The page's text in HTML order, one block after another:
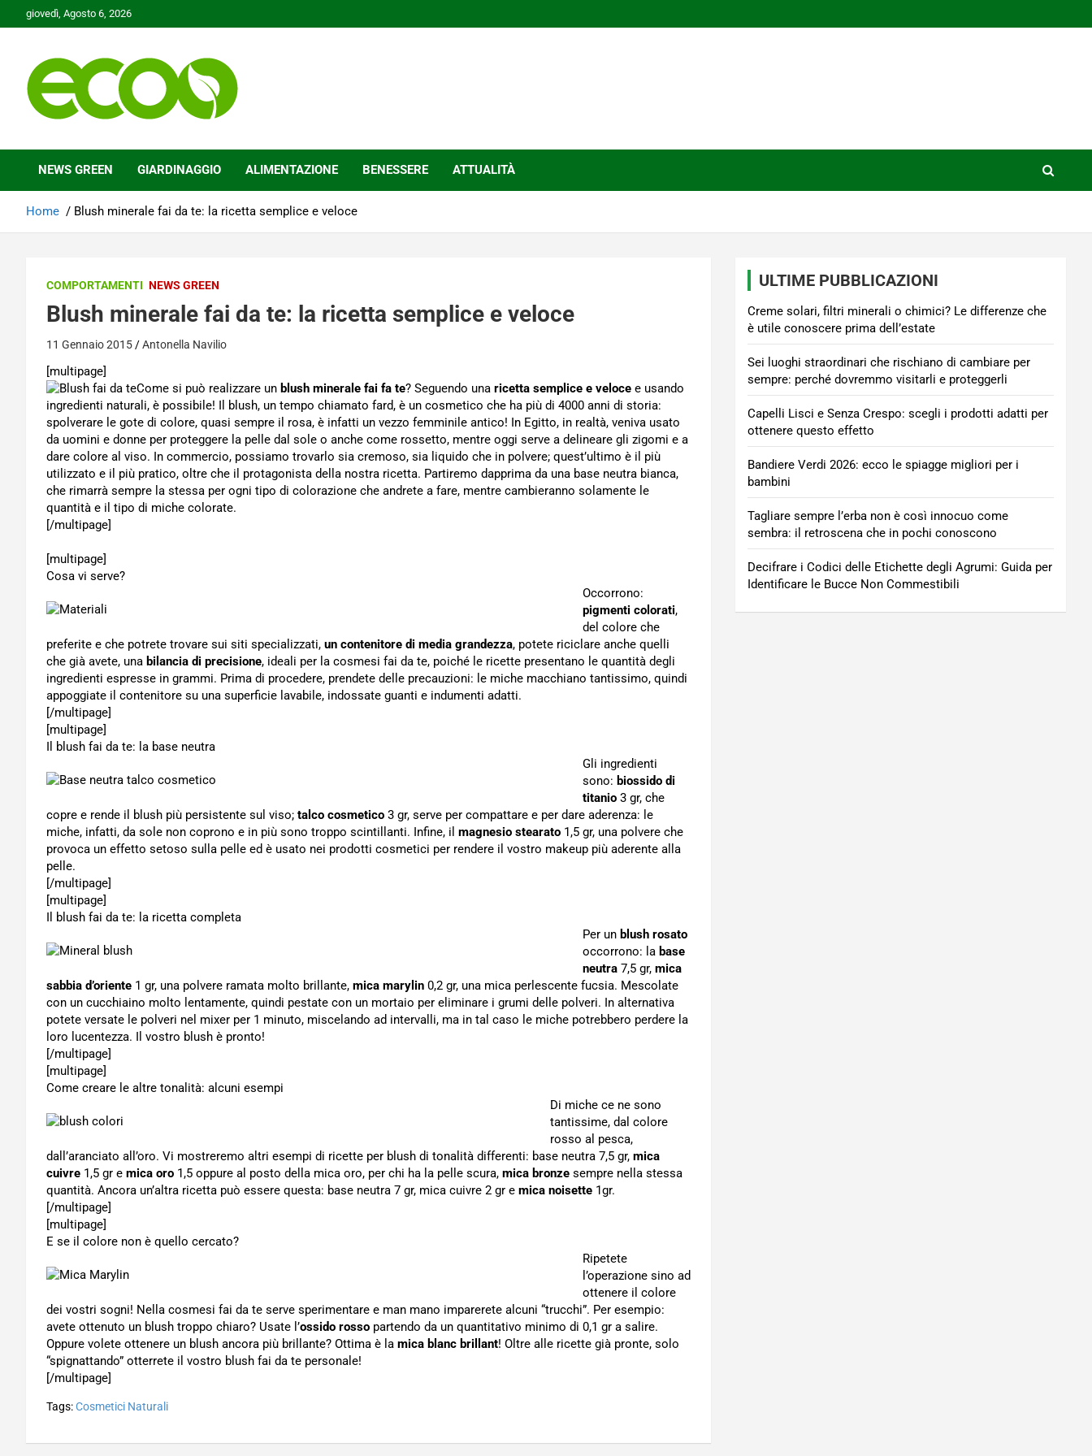
to
giovedì, Agosto 6, 2026
Ecoo.it
NEWS GREEN GIARDINAGGIO ALIMENTAZIONE BENESSERE ATTUALITÀ
Home Blush minerale fai da te: la ricetta semplice e veloce
COMPORTAMENTI NEWS GREEN
Blush minerale fai da te: la ricetta semplice e veloce
11 Gennaio 2015 Antonella Navilio
[multipage]
Come si può realizzare un blush minerale fai fa te? Seguendo una ricetta semplice e veloce e usando
ingredienti naturali, è possibile! Il blush, un tempo chiamato fard, è un cosmetico che ha più di 4000 anni di storia:
spolverare le gote di colore, quasi sempre il rosa, è infatti un vezzo femminile antico! In Egitto, in realtà, veniva usato
da uomini e donne per proteggere la pelle dal sole o anche come rossetto, mentre oggi serve a delineare gli zigomi e a
dare colore al viso. In commercio, possiamo trovarlo sia cremoso, sia liquido che in polvere; quest’ultimo è il più
utilizzato e il più pratico, oltre che il protagonista della nostra ricetta. Partiremo dapprima da una base neutra bianca,
che rimarrà sempre la stessa per ogni tipo di colorazione che andrete a fare, mentre cambieranno solamente le
quantità e il tipo di miche colorate.
[/multipage]
[multipage]
Cosa vi serve?
Occorrono:
pigmenti colorati,
del colore che
preferite e che potrete trovare sui siti specializzati, un contenitore di media grandezza, potete riciclare anche quelli
che già avete, una bilancia di precisione, ideali per la cosmesi fai da te, poiché le ricette presentano le quantità degli
ingredienti espresse in grammi. Prima di procedere, prendete delle precauzioni: le miche macchiano tantissimo, quindi
appoggiate il contenitore su una superficie lavabile, indossate guanti e indumenti adatti.
[/multipage]
[multipage]
Il blush fai da te: la base neutra
Gli ingredienti
sono: biossido di
titanio 3 gr, che
copre e rende il blush più persistente sul viso; talco cosmetico 3 gr, serve per compattare e per dare aderenza: le
miche, infatti, da sole non coprono e in più sono troppo scintillanti. Infine, il magnesio stearato 1,5 gr, una polvere che
provoca un effetto setoso sulla pelle ed è usato nei prodotti cosmetici per rendere il vostro makeup più aderente alla
pelle.
[/multipage]
[multipage]
Il blush fai da te: la ricetta completa
Per un blush rosato
occorrono: la base
neutra 7,5 gr, mica
sabbia d’oriente 1 gr, una polvere ramata molto brillante, mica marylin 0,2 gr, una mica perlescente fucsia. Mescolate
con un cucchiaino molto lentamente, quindi pestate con un mortaio per eliminare i grumi delle polveri. In alternativa
potete versate le polveri nel mixer per 1 minuto, miscelando ad intervalli, ma in tal caso le miche potrebbero perdere la
loro lucentezza. Il vostro blush è pronto!
[/multipage]
[multipage]
Come creare le altre tonalità: alcuni esempi
Di miche ce ne sono
tantissime, dal colore
rosso al pesca,
dall’aranciato all’oro. Vi mostreremo altri esempi di ricette per blush di tonalità differenti: base neutra 7,5 gr, mica
cuivre 1,5 gr e mica oro 1,5 oppure al posto della mica oro, per chi ha la pelle scura, mica bronze sempre nella stessa
quantità. Ancora un’altra ricetta può essere questa: base neutra 7 gr, mica cuivre 2 gr e mica noisette 1gr.
[/multipage]
[multipage]
E se il colore non è quello cercato?
Ripetete
l’operazione sino ad
ottenere il colore
dei vostri sogni! Nella cosmesi fai da te serve sperimentare e man mano imparerete alcuni “trucchi”. Per esempio:
avete ottenuto un blush troppo chiaro? Usate l’ossido rosso partendo da un quantitativo minimo di 0,1 gr a salire.
Oppure volete ottenere un blush ancora più brillante? Ottima è la mica blanc brillant! Oltre alle ricette già pronte, solo
“spignattando” otterrete il vostro blush fai da te personale!
[/multipage]
Tags:Cosmetici Naturali
ULTIME PUBBLICAZIONI
Creme solari, filtri minerali o chimici? Le differenze che
è utile conoscere prima dell’estate
Sei luoghi straordinari che rischiano di cambiare per
sempre: perché dovremmo visitarli e proteggerli
Capelli Lisci e Senza Crespo: scegli i prodotti adatti per
ottenere questo effetto
Bandiere Verdi 2026: ecco le spiagge migliori per i
bambini
Tagliare sempre l’erba non è così innocuo come
sembra: il retroscena che in pochi conoscono
Decifrare i Codici delle Etichette degli Agrumi: Guida per
Identificare le Bucce Non Commestibili